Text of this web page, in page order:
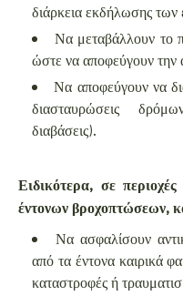
διάρκεια εκδήλωσης των
Να μεταβάλλουν το
ώστε να αποφεύγουν την
Να αποφεύγουν να
διασταυρώσεις
διαβάσεις).
Ειδικότερα, σε
έντονων βροχοπτώσεων,
Να ασφαλίσουν
από τα έντονα καιρικά
καταστροφές ή